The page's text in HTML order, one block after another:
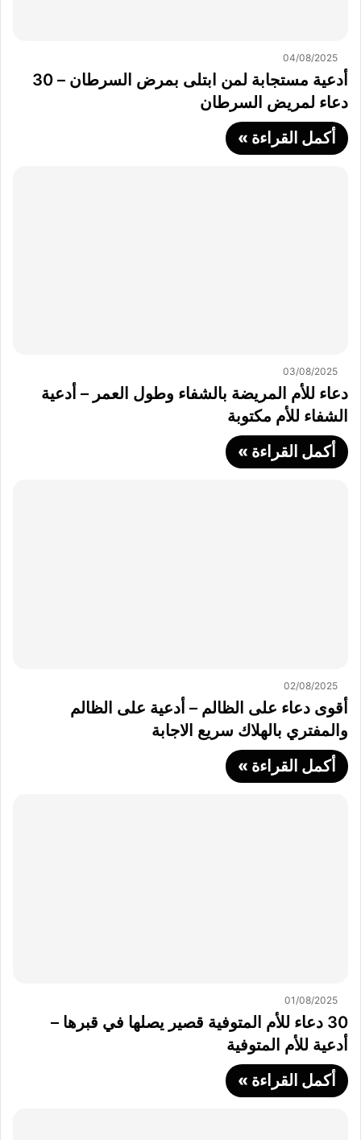
04/08/2025
أدعية مستجابة لمن ابتلى بمرض السرطان – 30
دعاء لمريض السرطان
أكمل القراءة »
03/08/2025
دعاء للأم المريضة بالشفاء وطول العمر – أدعية
الشفاء للأم مكتوبة
أكمل القراءة »
02/08/2025
أقوى دعاء على الظالم – أدعية على الظالم
والمفتري بالهلاك سريع الاجابة
أكمل القراءة »
01/08/2025
30 دعاء للأم المتوفية قصير يصلها في قبرها –
أدعية للأم المتوفية
أكمل القراءة »